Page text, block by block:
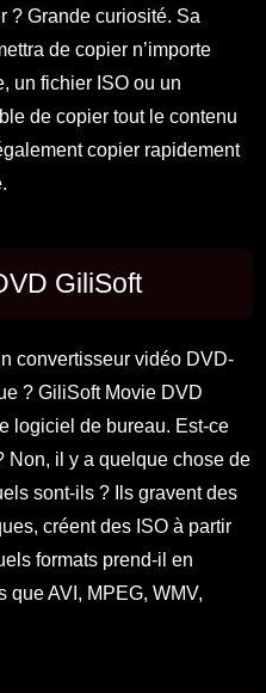
? Grande curiosité. Sa
de copier n’importe
un fichier ISO ou un
de copier tout le contenu
copier rapidement
GiliSoft
convertisseur vidéo DVD-
? GiliSoft Movie DVD
logiciel de bureau. Est-ce
Non, il y a quelque chose de
sont-ils ? Ils gravent des
créent des ISO à partir
formats prend-il en
que AVI, MPEG, WMV,